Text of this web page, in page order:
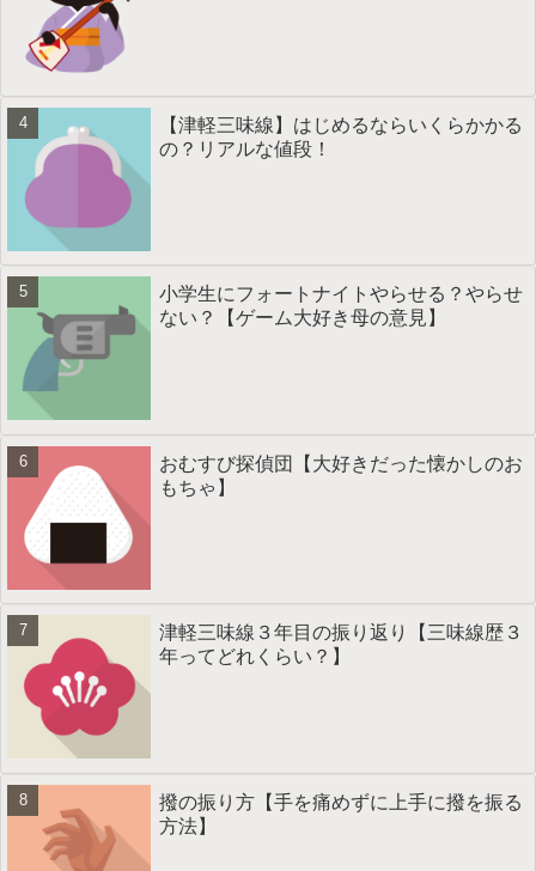
【津軽三味線】はじめるならいくらかかる
の？リアルな値段！
小学生にフォートナイトやらせる？やらせ
ない？【ゲーム大好き母の意見】
おむすび探偵団【大好きだった懐かしのお
もちゃ】
津軽三味線３年目の振り返り【三味線歴３
年ってどれくらい？】
撥の振り方【手を痛めずに上手に撥を振る
方法】